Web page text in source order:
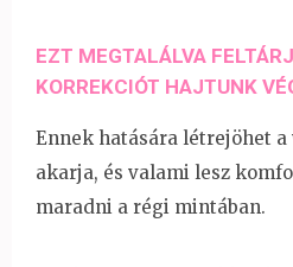
EZT MEGTALÁLVA
KORREKCIÓT HAJTUNK
Ennek hatására létrejöhet a
akarja, és valami lesz
maradni a régi mintában.